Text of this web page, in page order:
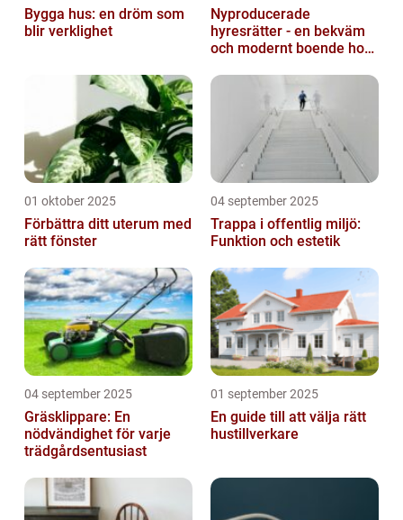
Bygga hus: en dröm som
blir verklighet
Nyproducerade
hyresrätter - en bekväm
och modernt boende hos
nyproduktion
01 oktober 2025
Förbättra ditt uterum med
rätt fönster
04 september 2025
Trappa i offentlig miljö:
Funktion och estetik
04 september 2025
Gräsklippare: En
nödvändighet för varje
trädgårdsentusiast
01 september 2025
En guide till att välja rätt
hustillverkare